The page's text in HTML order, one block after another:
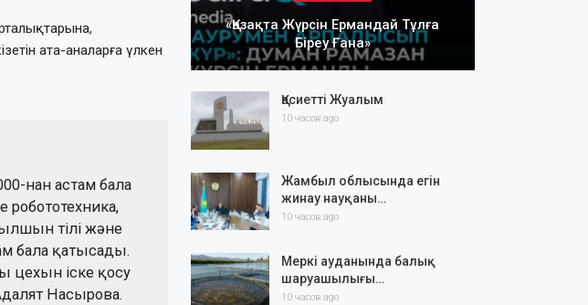
ата-аналарға үлкен
нан астам бала
робототехника,
тілі және
бала қатысады.
цехын іске қосу
Насырова.
«Қазақта Жүрсін Ермандай Тұлға
Біреу Ғана»
Қасиетті Жуалым
10 часов ago
Жамбыл облысында егін
жинау науқаны…
10 часов ago
Меркі ауданында балық
шаруашылығы…
10 часов ago